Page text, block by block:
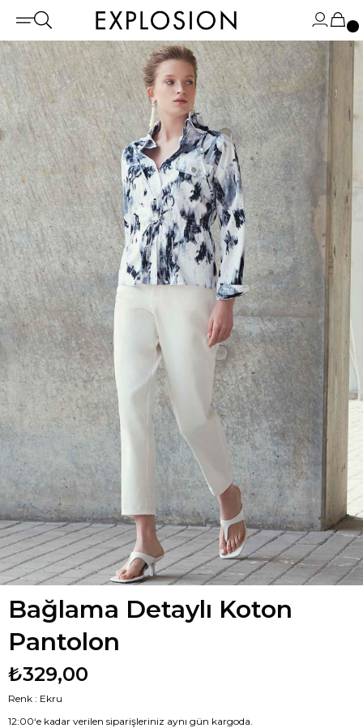
Bağlama Detaylı Koton
Pantolon
₺329,00
Renk : Ekru
12:00‘e kadar verilen siparişleriniz aynı gün kargoda.